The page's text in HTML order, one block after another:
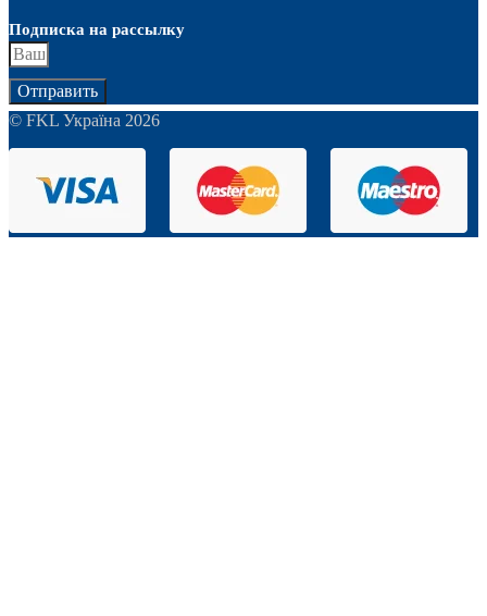
Подписка на рассылку
Отправить
© FKL Україна 2026